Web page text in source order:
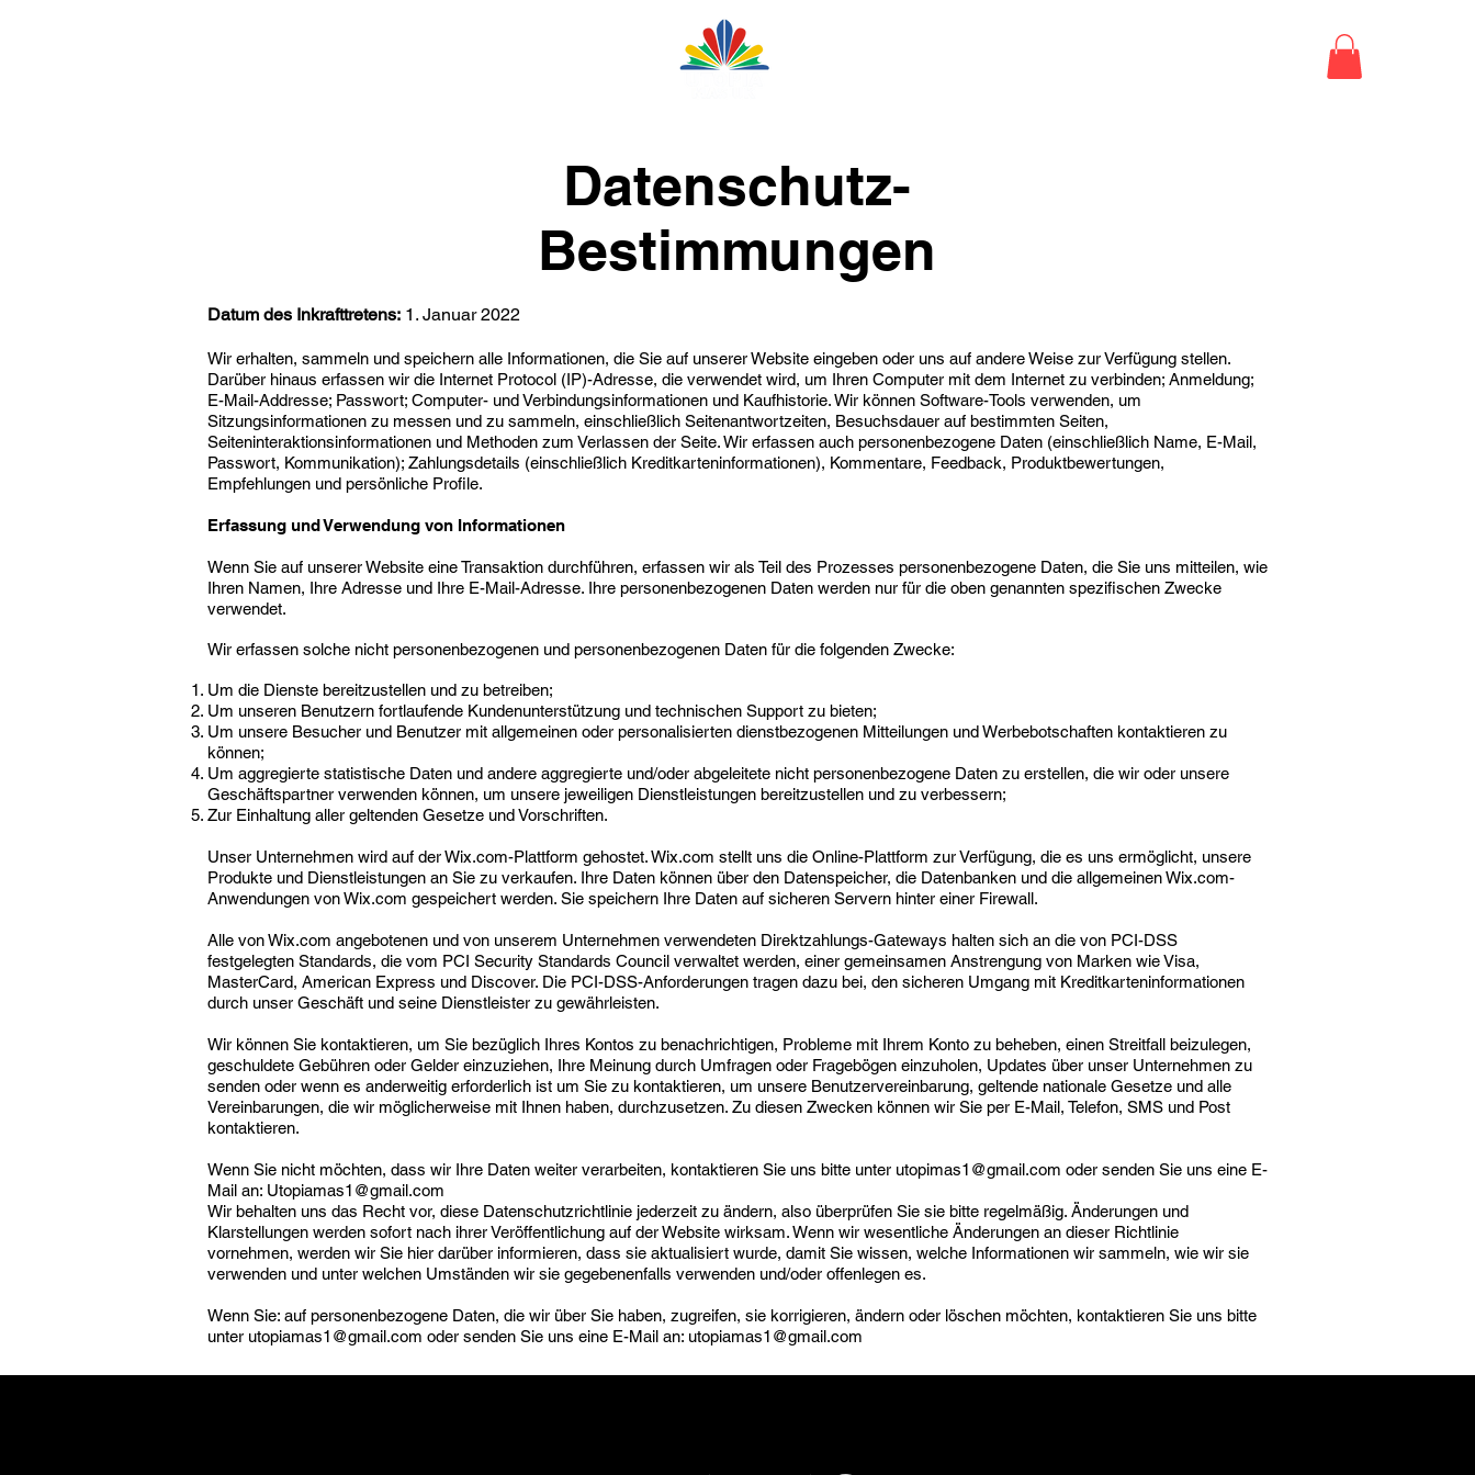
Datenschutz-
Bestimmungen
Datum des Inkrafttretens: 1. Januar 2022
Wir erhalten, sammeln und speichern alle Informationen, die Sie auf unserer Website eingeben oder uns auf andere Weise zur Verfügung stellen.
Darüber hinaus erfassen wir die Internet Protocol (IP)-Adresse, die verwendet wird, um Ihren Computer mit dem Internet zu verbinden; Anmeldung;
E-Mail-Addresse; Passwort; Computer- und Verbindungsinformationen und Kaufhistorie. Wir können Software-Tools verwenden, um
Sitzungsinformationen zu messen und zu sammeln, einschließlich Seitenantwortzeiten, Besuchsdauer auf bestimmten Seiten,
Seiteninteraktionsinformationen und Methoden zum Verlassen der Seite. Wir erfassen auch personenbezogene Daten (einschließlich Name, E-Mail,
Passwort, Kommunikation); Zahlungsdetails (einschließlich Kreditkarteninformationen), Kommentare, Feedback, Produktbewertungen,
Empfehlungen und persönliche Profile.
Erfassung und Verwendung von Informationen
Wenn Sie auf unserer Website eine Transaktion durchführen, erfassen wir als Teil des Prozesses personenbezogene Daten, die Sie uns mitteilen, wie
Ihren Namen, Ihre Adresse und Ihre E-Mail-Adresse. Ihre personenbezogenen Daten werden nur für die oben genannten spezifischen Zwecke
verwendet.
Wir erfassen solche nicht personenbezogenen und personenbezogenen Daten für die folgenden Zwecke:
Um die Dienste bereitzustellen und zu betreiben;
Um unseren Benutzern fortlaufende Kundenunterstützung und technischen Support zu bieten;
Um unsere Besucher und Benutzer mit allgemeinen oder personalisierten dienstbezogenen Mitteilungen und Werbebotschaften kontaktieren zu
können;
Um aggregierte statistische Daten und andere aggregierte und/oder abgeleitete nicht personenbezogene Daten zu erstellen, die wir oder unsere
Geschäftspartner verwenden können, um unsere jeweiligen Dienstleistungen bereitzustellen und zu verbessern;
Zur Einhaltung aller geltenden Gesetze und Vorschriften.
Unser Unternehmen wird auf der Wix.com-Plattform gehostet. Wix.com stellt uns die Online-Plattform zur Verfügung, die es uns ermöglicht, unsere
Produkte und Dienstleistungen an Sie zu verkaufen. Ihre Daten können über den Datenspeicher, die Datenbanken und die allgemeinen Wix.com-
Anwendungen von Wix.com gespeichert werden. Sie speichern Ihre Daten auf sicheren Servern hinter einer Firewall.
Alle von Wix.com angebotenen und von unserem Unternehmen verwendeten Direktzahlungs-Gateways halten sich an die von PCI-DSS
festgelegten Standards, die vom PCI Security Standards Council verwaltet werden, einer gemeinsamen Anstrengung von Marken wie Visa,
MasterCard, American Express und Discover. Die PCI-DSS-Anforderungen tragen dazu bei, den sicheren Umgang mit Kreditkarteninformationen
durch unser Geschäft und seine Dienstleister zu gewährleisten.
Wir können Sie kontaktieren, um Sie bezüglich Ihres Kontos zu benachrichtigen, Probleme mit Ihrem Konto zu beheben, einen Streitfall beizulegen,
geschuldete Gebühren oder Gelder einzuziehen, Ihre Meinung durch Umfragen oder Fragebögen einzuholen, Updates über unser Unternehmen zu
senden oder wenn es anderweitig erforderlich ist um Sie zu kontaktieren, um unsere Benutzervereinbarung, geltende nationale Gesetze und alle
Vereinbarungen, die wir möglicherweise mit Ihnen haben, durchzusetzen. Zu diesen Zwecken können wir Sie per E-Mail, Telefon, SMS und Post
kontaktieren.
Wenn Sie nicht möchten, dass wir Ihre Daten weiter verarbeiten, kontaktieren Sie uns bitte unter utopimas1@gmail.com oder senden Sie uns eine E-
Mail an: Utopiamas1@gmail.com
Wir behalten uns das Recht vor, diese Datenschutzrichtlinie jederzeit zu ändern, also überprüfen Sie sie bitte regelmäßig. Änderungen und
Klarstellungen werden sofort nach ihrer Veröffentlichung auf der Website wirksam. Wenn wir wesentliche Änderungen an dieser Richtlinie
vornehmen, werden wir Sie hier darüber informieren, dass sie aktualisiert wurde, damit Sie wissen, welche Informationen wir sammeln, wie wir sie
verwenden und unter welchen Umständen wir sie gegebenenfalls verwenden und/oder offenlegen es.
Wenn Sie: auf personenbezogene Daten, die wir über Sie haben, zugreifen, sie korrigieren, ändern oder löschen möchten, kontaktieren Sie uns bitte
unter utopiamas1@gmail.com oder senden Sie uns eine E-Mail an: utopiamas1@gmail.com